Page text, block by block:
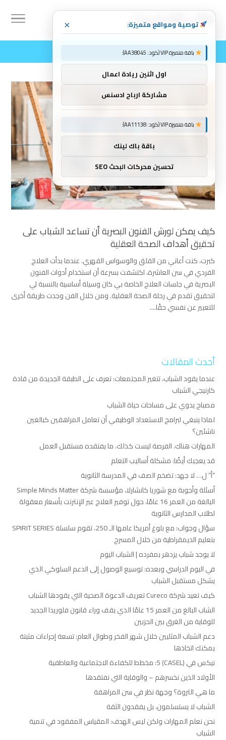
كيف يمكن لورش الفنون البصرية أن تساعد الشباب على
تحقيق أهداف الصحة العقلية
كبرت، كنت أعاني من القلق والوسواس القهري. عندما بدأت العلاج
الفردي في سن العاشرة، اكتشفت بسرعة أن استخدام أدوات الفنون
البصرية في جلسات العلاج الخاصة بي كان وسيلة أساسية بالنسبة لي
لتحقيق تقدم في رحلة الصحة العقلية. ومن خلال الفن وجدت طريقة أخرى
للتعبير عن نفسي حقًا....
أحدث المقالات
عندما يقود الشباب، تتغير المجتمعات: تعرف على الطبقة الجديدة من قادة
كارنيجي الشباب
مصباح يدوي على مساحات حياة الشباب
لماذا ينبغي لبرامج الاستعداد الوظيفي أن تعامل المراهقين كبالغين
ناشئين؟
المهارات هناك. الفرصة ليست كذلك. ما يفتقده مستقبل العمل
قد يعجبك أيضًا: مشكلة أساليب التعلم
“أ” ل… لا جهد: تضخم الصف في المدرسة الثانوية
أسئلة وأجوبة مع شوريا كانشارلا، مؤسسة شركة Simple Minds Matter
البالغة من العمر 16 عامًا، حول توفير العلاج عبر الإنترنت بأسعار معقولة
لطلاب المدارس الثانوية
سؤال وجواب: مع بلوغ أمريكا عامها الـ 250، تقوم سلسلة SPIRIT SERIES
بتعليم الديمقراطية من خلال المسرح
لا يوجد شباب يزدهر بمفرده | الشباب اليوم
في اليوم الدراسي وبعده: توسيع الوصول إلى الدعم السلوكي الذي
يشكل مستقبل الشباب
كيف تعيد شركة Cureco تعريف الدعوة الصحية التي يقودها الشباب
الشاب البالغ من العمر 15 عامًا الذي يقف وراء قانون فلوريدا الجديد
للوقاية من الغرق بين الحزبين
دعم الشباب المثليين خلال شهر الفخر وطوال العام: تسعة إجراءات مثبتة
يمكنك اتخاذها
نيكس في (CASEL) 5: مخطط للكفاءة الاجتماعية والعاطفية
الأولاد الذين نخسرهم – والوقاية التي نفتقدها
ما هي الثروة؟ وجهة نظر في سن المراهقة
الشباب لا يستسلمون، بل يفقدون الثقة
نحن نعلم المهارات ولكن ليس الهدف: المقياس المفقود في تنمية
الشباب
توصية ومواقع متميزة: ×
باقة متميزة VIP (كود: AA38045):
اول اثنين ريادة اعمال
مشاركة ارباح ادسنس
باقة متميزة VIP (كود: AA11138):
باقة باك لينك
تحسين محركات البحث SEO